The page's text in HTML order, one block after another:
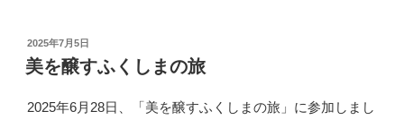
投
稿
日:
2025年7月5日
美を醸すふくしまの旅
2025年6月28日、「美を醸すふくしまの旅」に参加しまし